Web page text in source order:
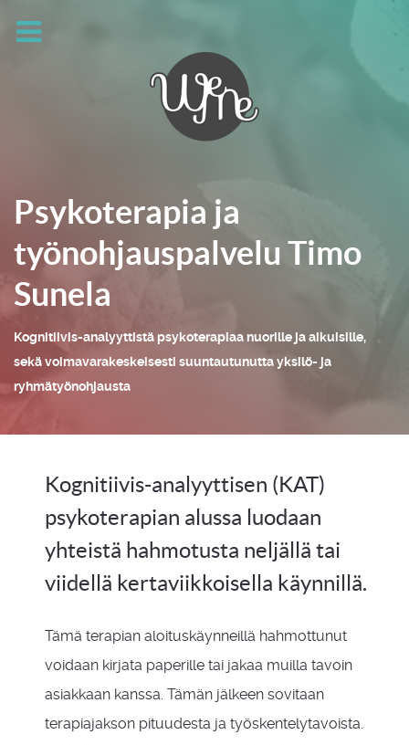
Psykoterapia ja
työnohjauspalvelu Timo
Sunela
Kognitiivis-analyyttistä psykoterapiaa nuorille ja aikuisille,
sekä voimavarakeskeisesti suuntautunutta yksilö- ja
ryhmätyönohjausta
Kognitiivis-analyyttisen (KAT)
psykoterapian alussa luodaan
yhteistä hahmotusta neljällä tai
viidellä kertaviikkoisella käynnillä.
Tämä terapian aloituskäynneillä hahmottunut
voidaan kirjata paperille tai jakaa muilla tavoin
asiakkaan kanssa. Tämän jälkeen sovitaan
terapiajakson pituudesta ja työskentelytavoista.